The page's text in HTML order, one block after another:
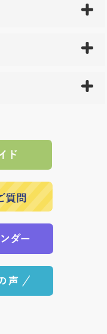
崎県下全域に点在
、こちらの
全国送
直送いたしますの
なります。
が生じている場合
当協会までご注文
した後で、商品を
にてお送りいたし
合は、ご指定の日